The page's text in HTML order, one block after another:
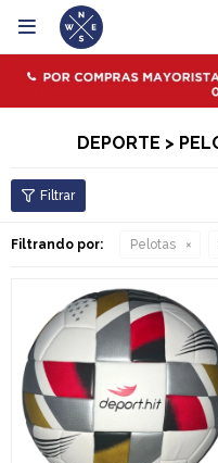

DEPORTE >
Filtrando por: Pelotas